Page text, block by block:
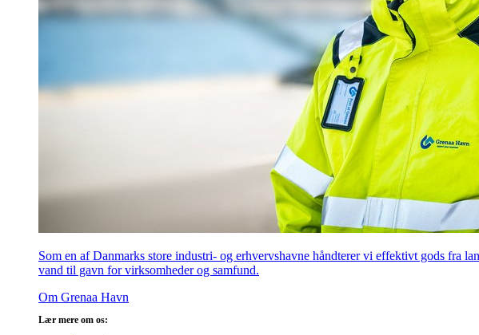
Som en af Danmarks store industri- og erhvervshavne håndterer vi effektivt gods fra
vand til gavn for virksomheder og samfund.
Om Grenaa Havn
Lær mere om os: